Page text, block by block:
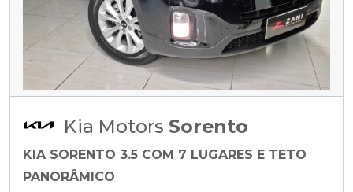
Kia Motors Sorento
KIA SORENTO 3.5 COM 7 LUGARES E TETO
PANORÂMICO